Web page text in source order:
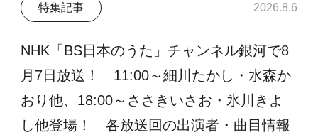
特集記事 2026.8.6
NHK「BS日本のうた」チャンネル銀河で8
月7日放送！ 11:00～細川たかし・水森か
おり他、18:00～ささきいさお・氷川きよ
し他登場！ 各放送回の出演者・曲目情報